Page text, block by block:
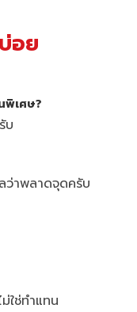
อย
พิเศษ?
บ
ว่าพลาดจุดครับ
ใช่ทำแทน